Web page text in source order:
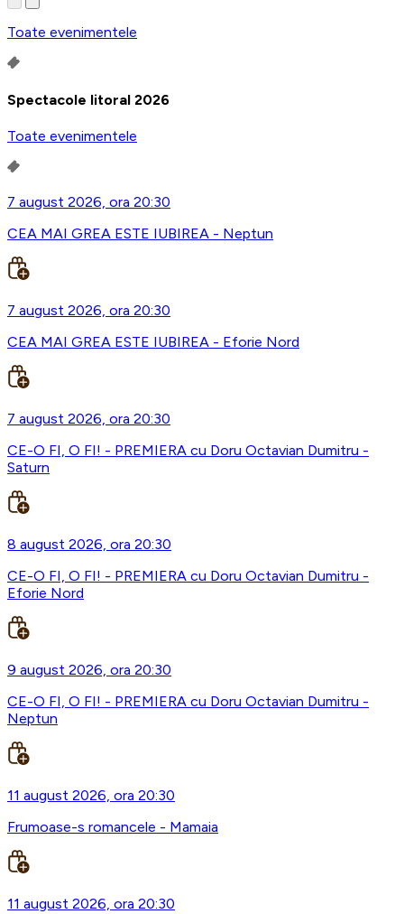
Toate evenimentele
Spectacole litoral 2026
Toate evenimentele
7 august 2026, ora 20:30
CEA MAI GREA ESTE IUBIREA - Neptun
7 august 2026, ora 20:30
CEA MAI GREA ESTE IUBIREA - Eforie Nord
7 august 2026, ora 20:30
CE-O FI, O FI! - PREMIERA cu Doru Octavian Dumitru -
Saturn
8 august 2026, ora 20:30
CE-O FI, O FI! - PREMIERA cu Doru Octavian Dumitru -
Eforie Nord
9 august 2026, ora 20:30
CE-O FI, O FI! - PREMIERA cu Doru Octavian Dumitru -
Neptun
11 august 2026, ora 20:30
Frumoase-s romancele - Mamaia
11 august 2026, ora 20:30